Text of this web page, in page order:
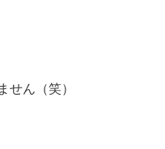
せん（笑）